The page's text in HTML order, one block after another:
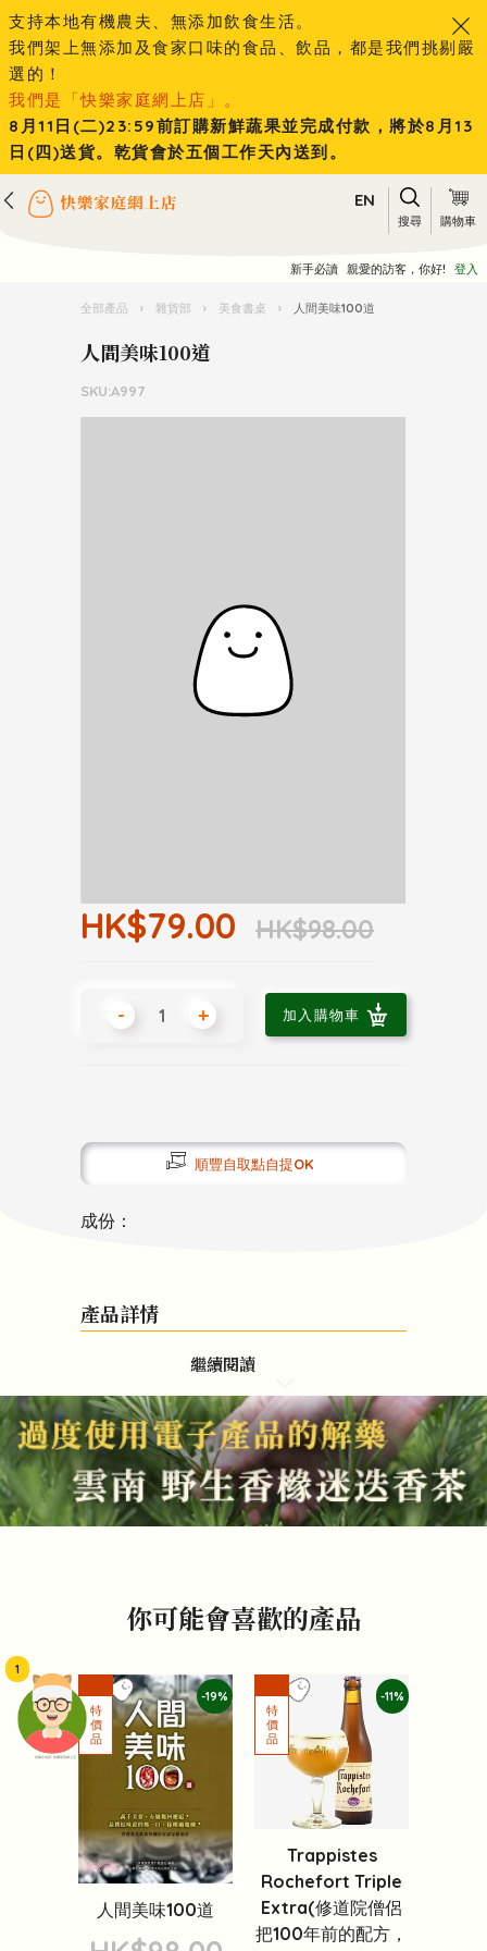
頭像生成器: 快樂家庭網上店
1
支持本地有機農夫、無添加飲食生活。
我們架上無添加及食家口味的食品、飲品，都是我們挑剔嚴
選的！
我們是「快樂家庭網上店」。
8月11日(二)23:59前訂購新鮮蔬果並完成付款，將於8月13
日(四)送貨。乾貨會於五個工作天內送到。
EN
搜尋 購物車
新手必讀 親愛的訪客，你好! 登入
全部產品 › 雜貨部 › 美食書桌 › 人間美味100道
人間美味100道
SKU:A997
HK$79.00 HK$98.00
- + 加入購物車
順豐自取點自提OK
成份：
產品詳情
繼續閱讀
你可能會喜歡的產品
-19%
人間美味100道
-11%
Trappistes
Rochefort Triple
Extra(修道院僧侶
把100年前的配方，